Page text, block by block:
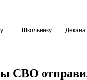
Школьнику